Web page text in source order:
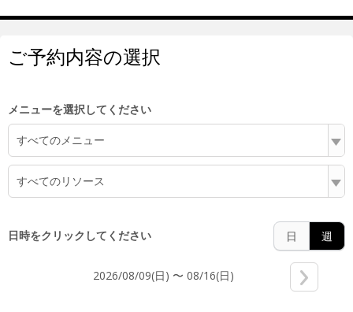
ご予約内容の選択
メニューを選択してください
すべてのメニュー
すべてのリソース
日時をクリックしてください 日 週
2026/08/09(日) 〜 08/16(日)
5:00
6:00